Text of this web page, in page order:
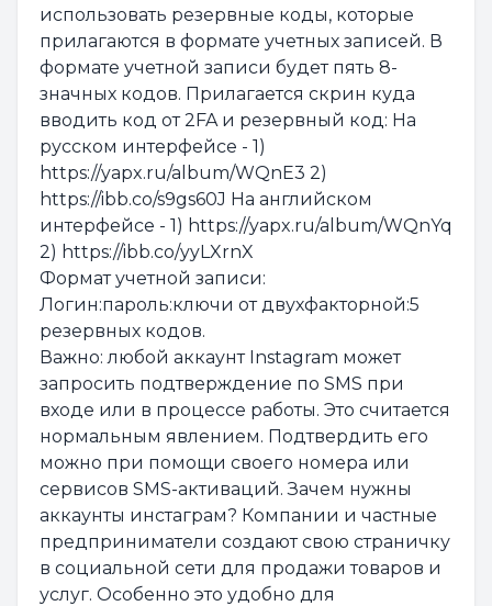
использовать резервные коды, которые
прилагаются в формате учетных записей. В
формате учетной записи будет пять 8-
значных кодов. Прилагается скрин куда
вводить код от 2FA и резервный код: На
русском интерфейсе - 1)
https://yapx.ru/album/WQnE3 2)
https://ibb.co/s9gs60J На английском
интерфейсе - 1) https://yapx.ru/album/WQnYq
2) https://ibb.co/yyLXrnX
Формат учетной записи:
Логин:пароль:ключи от двухфакторной:5
резервных кодов.
Важно: любой аккаунт Instagram может
запросить подтверждение по SMS при
входе или в процессе работы. Это считается
нормальным явлением. Подтвердить его
можно при помощи своего номера или
сервисов SMS-активаций. Зачем нужны
аккаунты инстаграм? Компании и частные
предприниматели создают свою страничку
в социальной сети для продажи товаров и
услуг. Особенно это удобно для